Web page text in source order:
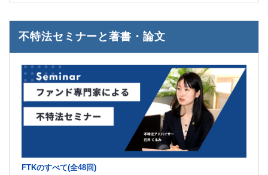
不特法セミナーと著書・論文
FTKのすべて(全48回)